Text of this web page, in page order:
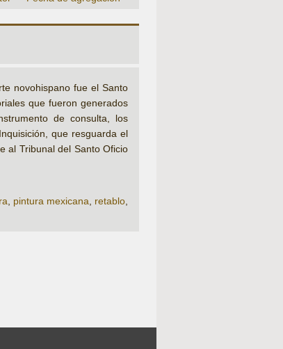
novohispano fue el Santo
que fueron generados
de consulta, los
que resguarda el
al Tribunal del Santo Oficio
, pintura mexicana, retablo,